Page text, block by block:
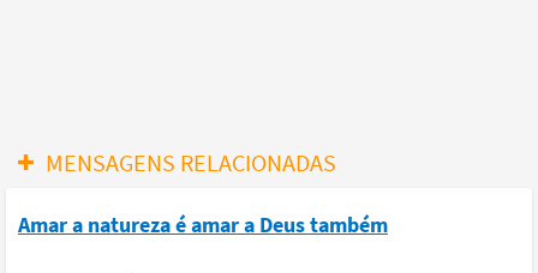
MENSAGENS RELACIONADAS
Amar a natureza é amar a Deus também